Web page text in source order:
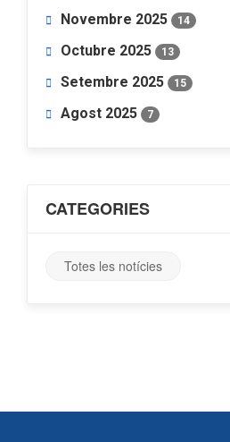
Novembre 2025 14
Octubre 2025 13
Setembre 2025 15
Agost 2025 7
CATEGORIES
Totes les notícies